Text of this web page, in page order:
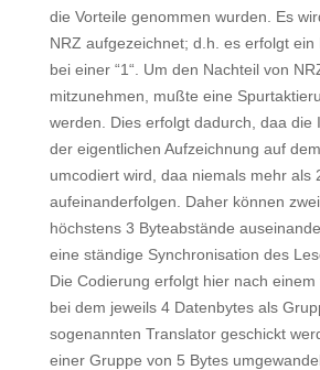
die Vorteile genommen wurden. Es
NRZ aufgezeichnet; d.h. es erfolgt
bei einer “1“. Um den Nachteil von
mitzunehmen, mußte eine
werden. Dies erfolgt dadurch, daa die
der eigentlichen Aufzeichnung auf
umcodiert wird, daa niemals mehr als
aufeinanderfolgen. Daher können
höchstens 3 Byteabstände
eine ständige Synchronisation des
Die Codierung erfolgt hier nach einem
bei dem jeweils 4 Datenbytes als
sogenannten Translator geschickt
einer Gruppe von 5 Bytes